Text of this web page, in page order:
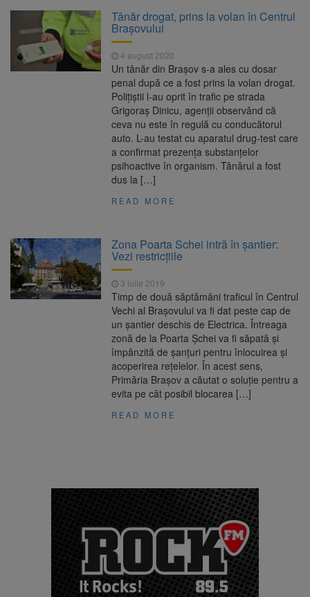
propriul record mondial. Betty Bromage a
zburat din nou pe aripa unui avion
9 august 2026
Avocații fraților Andrew și
Tristan Tate cer eliberarea lor pe cauțiune în
Se schimbă examenul de
medic specialist. Subiecte unice în toată țara,
aceeași oră și același barem
Se schimbă regulile pentru
capsulele de cafea și ambalajele de unică
folosință. Noul regulament UE se aplică din 12
Tânăr drogat, prins la volan în Centrul
Brașovului
4 august 2020
Un tânăr din Brașov s-a ales cu dosar
penal după ce a fost prins la volan drogat.
Polițiștii l-au oprit în trafic pe strada
Grigoraș Dinicu, agenții observând că
ceva nu este în regulă cu conducătorul
auto. L-au testat cu aparatul drug-test care
a confirmat prezența substanțelor
psihoactive în organism. Tânărul a fost
dus la […]
READ MORE
Zona Poarta Schei intră în șantier:
Vezi restricțiile
3 iulie 2019
Timp de două săptămâni traficul în Centrul
Vechi al Brașovului va fi dat peste cap de
un șantier deschis de Electrica. Întreaga
zonă de la Poarta Șchei va fi săpată și
împânzită de șanțuri pentru înlocuirea și
acoperirea rețelelor. În acest sens,
Primăria Brașov a căutat o soluție pentru a
evita pe cât posibil blocarea […]
READ MORE